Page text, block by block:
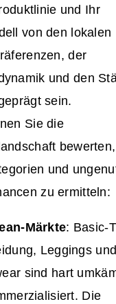
und Ihr
von den lokalen
der
und den
sein.
Sie die
und
zu ermitteln:
Märkte: Basic-
Leggings und
sind hart
Die